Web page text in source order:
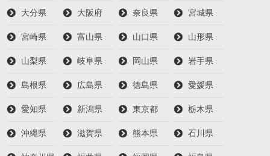
大分県 大阪府 奈良県 宮城県
宮崎県 富山県 山口県 山形県
山梨県 岐阜県 岡山県 岩手県
島根県 広島県 徳島県 愛媛県
愛知県 新潟県 東京都 栃木県
沖縄県 滋賀県 熊本県 石川県